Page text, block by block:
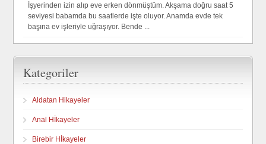
İşyerinden izin alıp eve erken dönmüştüm. Akşama doğru saat 5
seviyesi babamda bu saatlerde işte oluyor. Anamda evde tek
başına ev işleriyle uğraşıyor. Bende ...
Kategoriler
Aldatan Hikayeler
Anal Hİkayeler
Birebir Hİkayeler